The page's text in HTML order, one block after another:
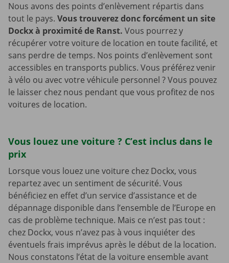
Nous avons des points d’enlèvement répartis dans
tout le pays. Vous trouverez donc forcément un site
Dockx à proximité de Ranst. Vous pourrez y
récupérer votre voiture de location en toute facilité, et
sans perdre de temps. Nos points d’enlèvement sont
accessibles en transports publics. Vous préférez venir
à vélo ou avec votre véhicule personnel ? Vous pouvez
le laisser chez nous pendant que vous profitez de nos
voitures de location.
Vous louez une voiture ? C’est inclus dans le
prix
Lorsque vous louez une voiture chez Dockx, vous
repartez avec un sentiment de sécurité. Vous
bénéficiez en effet d’un service d’assistance et de
dépannage disponible dans l’ensemble de l’Europe en
cas de problème technique. Mais ce n’est pas tout :
chez Dockx, vous n’avez pas à vous inquiéter des
éventuels frais imprévus après le début de la location.
Nous constatons l’état de la voiture ensemble avant